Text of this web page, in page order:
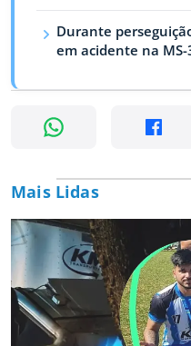
Durante
em acidente na MS-
Mais Lidas